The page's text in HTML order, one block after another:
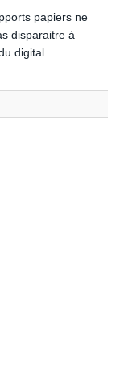
papiers ne
disparaitre à
digital